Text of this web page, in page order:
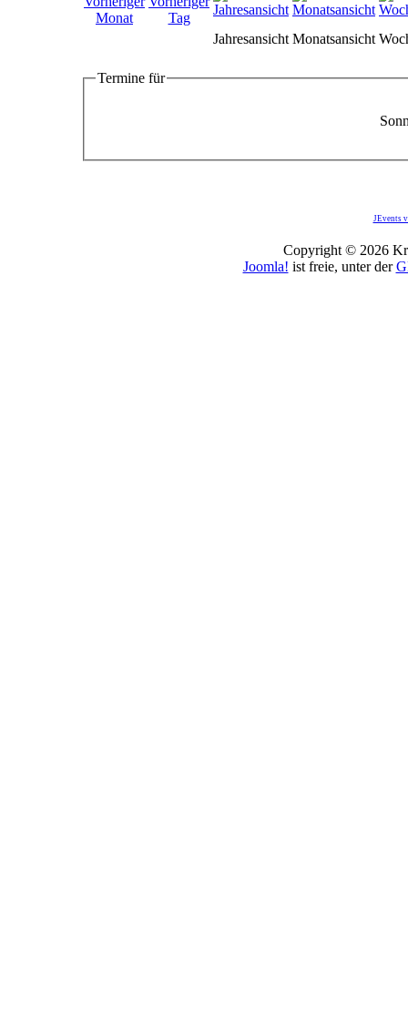
Jahresansicht Monatsansicht
Termine für
JEvents
Copyright © 2026
Joomla! ist freie, unter der